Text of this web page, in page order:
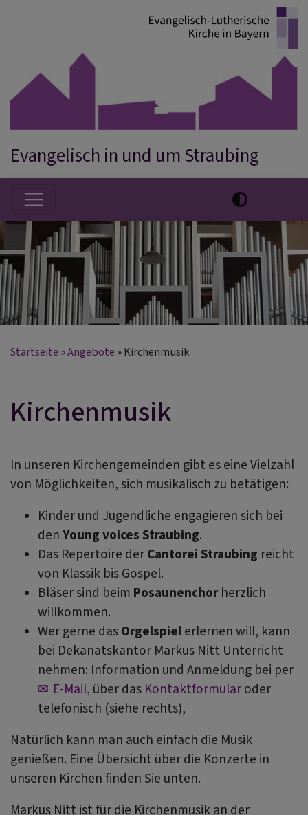
Evangelisch in und um Straubing
Hauptnavigation
Startseite Angebote Kirchenmusik
Kirchenmusik
In unseren Kirchengemeinden gibt es eine Vielzahl
von Möglichkeiten, sich musikalisch zu betätigen:
Kinder und Jugendliche engagieren sich bei
den Young voices Straubing.
Das Repertoire der Cantorei Straubing reicht
von Klassik bis Gospel.
Bläser sind beim Posaunenchorherzlich
willkommen.
Wer gerne das Orgelspiel erlernen will, kann
bei Dekanatskantor Markus Nitt Unterricht
nehmen: Information und Anmeldung bei per
E-Mail, über das Kontaktformularoder
telefonisch (siehe rechts),
Natürlich kann man auch einfach die Musik
genießen. Eine Übersicht über die Konzerte in
unseren Kirchen finden Sie unten.
Markus Nitt ist für die Kirchenmusik an der